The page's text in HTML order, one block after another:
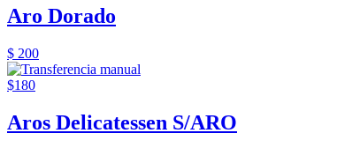
Aro Dorado
$ 200
$180
Aros Delicatessen S/ARO